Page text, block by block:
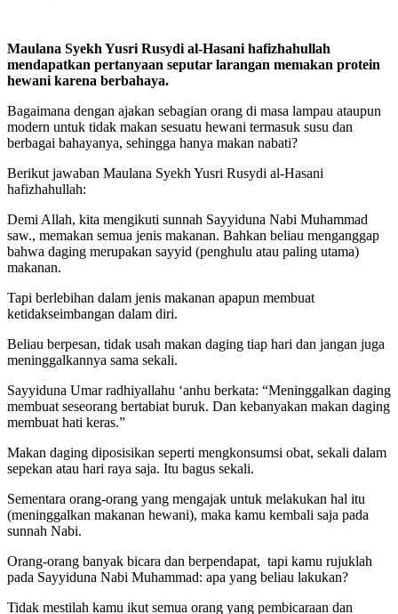
Maulana Syekh Yusri Rusydi al-Hasani hafizhahullah
mendapatkan pertanyaan seputar larangan memakan protein
hewani karena berbahaya.
Bagaimana dengan ajakan sebagian orang di masa lampau ataupun
modern untuk tidak makan sesuatu hewani termasuk susu dan
berbagai bahayanya, sehingga hanya makan nabati?
Berikut jawaban Maulana Syekh Yusri Rusydi al-Hasani
hafizhahullah:
Demi Allah, kita mengikuti sunnah Sayyiduna Nabi Muhammad
saw., memakan semua jenis makanan. Bahkan beliau menganggap
bahwa daging merupakan sayyid (penghulu atau paling utama)
makanan.
Tapi berlebihan dalam jenis makanan apapun membuat
ketidakseimbangan dalam diri.
Beliau berpesan, tidak usah makan daging tiap hari dan jangan juga
meninggalkannya sama sekali.
Sayyiduna Umar radhiyallahu ‘anhu berkata: “Meninggalkan daging
membuat seseorang bertabiat buruk. Dan kebanyakan makan daging
membuat hati keras.”
Makan daging diposisikan seperti mengkonsumsi obat, sekali dalam
sepekan atau hari raya saja. Itu bagus sekali.
Sementara orang-orang yang mengajak untuk melakukan hal itu
(meninggalkan makanan hewani), maka kamu kembali saja pada
sunnah Nabi.
Orang-orang banyak bicara dan berpendapat, tapi kamu rujuklah
pada Sayyiduna Nabi Muhammad: apa yang beliau lakukan?
Tidak mestilah kamu ikut semua orang yang pembicaraan dan